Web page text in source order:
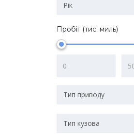
Рік
Пробіг (тис. миль)
Тип приводу
Тип кузова